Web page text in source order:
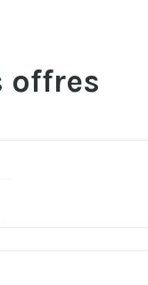
offres